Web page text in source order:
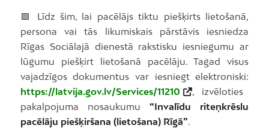
🟩 Līdz šim, lai pacēlājs tiktu piešķirts lietošanā,
persona vai tās likumiskais pārstāvis iesniedza
Rīgas Sociālajā dienestā rakstisku iesniegumu ar
lūgumu piešķirt lietošanā pacēlāju. Tagad visus
vajadzīgos dokumentus var iesniegt elektroniski:
https://latvija.gov.lv/Services/11210
, izvēloties
pakalpojuma nosaukumu“Invalīdu riteņkrēslu
pacēlāju piešķiršana (lietošana) Rīgā”.